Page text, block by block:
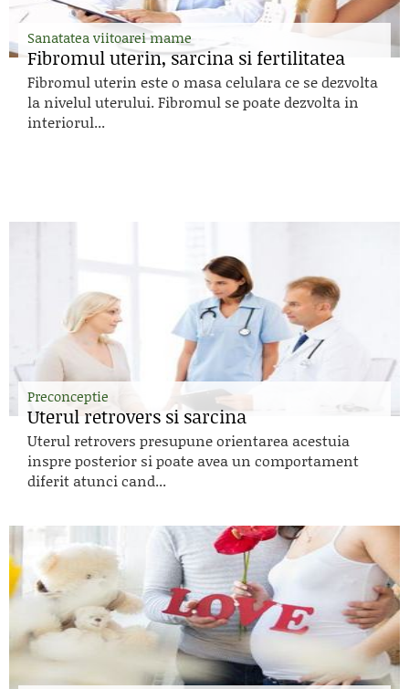
Sanatatea viitoarei mame
Fibromul uterin, sarcina si fertilitatea
Fibromul uterin este o masa celulara ce se dezvolta
la nivelul uterului. Fibromul se poate dezvolta in
interiorul...
Preconceptie
Uterul retrovers si sarcina
Uterul retrovers presupune orientarea acestuia
inspre posterior si poate avea un comportament
diferit atunci cand...